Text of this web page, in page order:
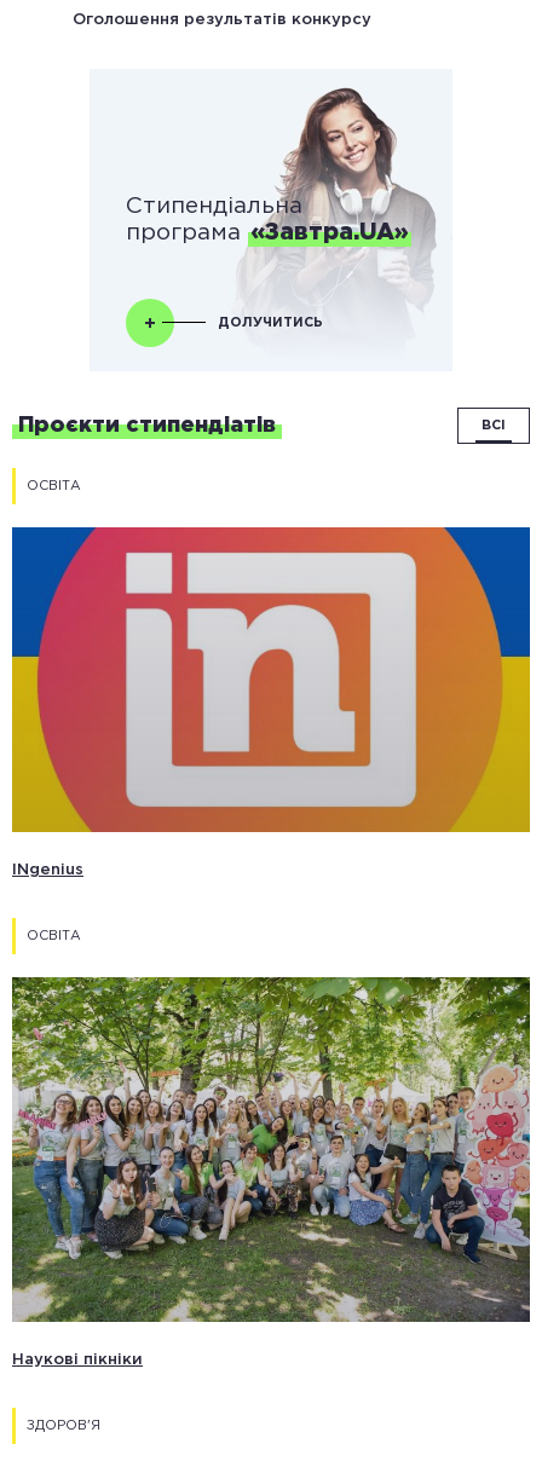
Оголошення результатів конкурсу
Стипендіальна
програма «Завтра.UA»
ДОЛУЧИТИСЬ
Проєкти стипендіатів ВСІ
ОСВІТА
INgenius
ОСВІТА
Наукові пікніки
ЗДОРОВ'Я